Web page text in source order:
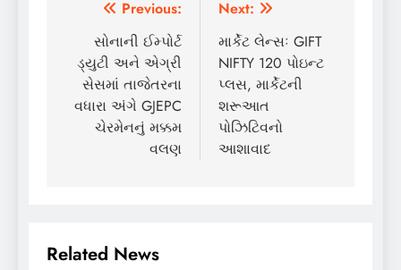
Post
navigation
Previous:
સોનાની ઈમ્પોર્ટ
ડ્યુટી અને એગ્રી
સેસમાં તાજેતરના
વધારા અંગે GJEPC
ચેરમેનનું મક્કમ
વલણ
Next:
માર્કેટ લેન્સઃ GIFT
NIFTY 120 પોઇન્ટ
પ્લસ, માર્કેટની
શરૂઆત
પોઝિટિવનો
આશાવાદ
Related News